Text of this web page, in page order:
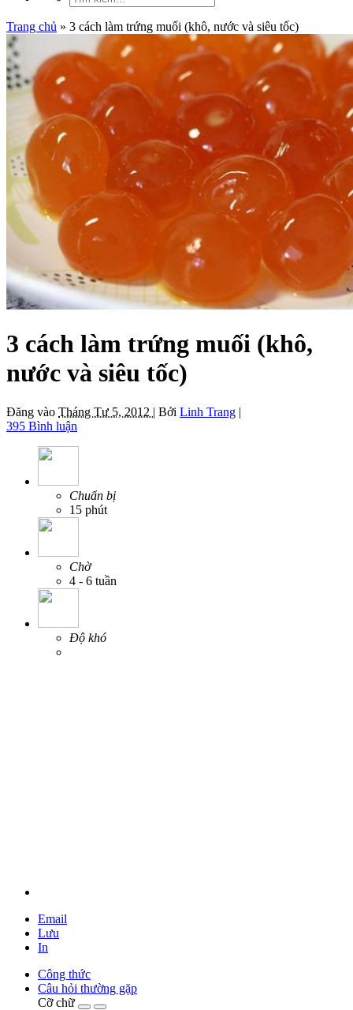
Trang chủ » 3 cách làm trứng muối (khô, nước và siêu tốc)
3 cách làm trứng muối (khô,
nước và siêu tốc)
Đăng vào Tháng Tư 5, 2012 | Bởi Linh Trang |
395 Bình luận
Chuẩn bị
15 phút
Chờ
4 - 6 tuần
Độ khó
Email
Lưu
In
Công thức
Câu hỏi thường gặp
Cỡ chữ